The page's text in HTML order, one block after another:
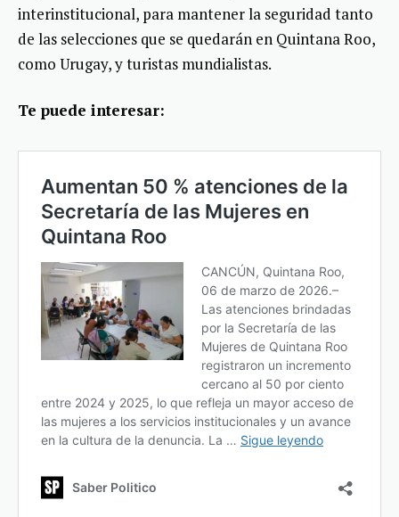
interinstitucional, para mantener la seguridad tanto
de las selecciones que se quedarán en Quintana Roo,
como Urugay, y turistas mundialistas.
Te puede interesar: